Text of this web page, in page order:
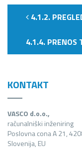
4.1.2.
4.1.4. PRENOS
KONTAKT
VASCO d.o.o.,
računalniški inženiring
Poslovna cona A 21,
Slovenija, EU